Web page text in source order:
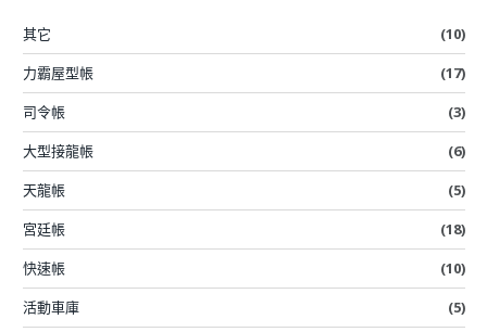
其它
(10)
力霸屋型帳
(17)
司令帳
(3)
大型接龍帳
(6)
天龍帳
(5)
宮廷帳
(18)
快速帳
(10)
活動車庫
(5)